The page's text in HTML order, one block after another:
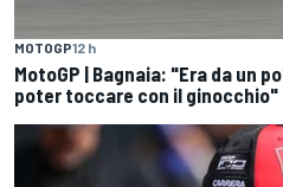
MOTOGP12 h
MotoGP | Bagnaia: "Era da un
poter toccare con il ginocchio"